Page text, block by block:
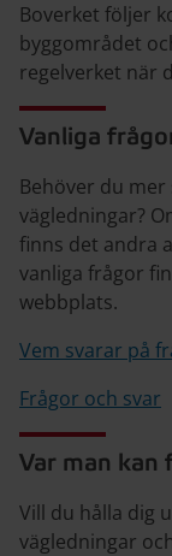
Boverket följer
byggområdet
regelverket när
Vanliga
Behöver du
vägledningar?
finns det andra
vanliga frågor
webbplats.
Vem svarar på
Frågor och svar
Var man kan
Vill du hålla dig
vägledningar